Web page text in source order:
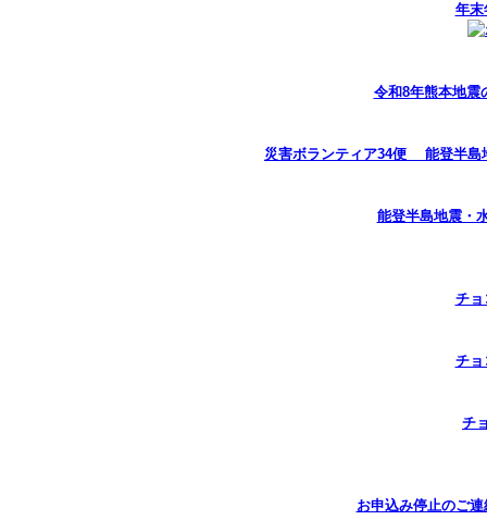
年末
令和8年熊本地震
災害ボランティア34便 能登半島
能登半島地震・
チ
チ
チ
お申込み停止のご